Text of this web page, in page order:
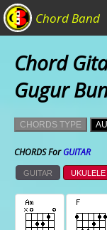
Chord Band
Chord
Gugur
CHORDS TYPE
CHORDS ForGUITAR
GUITAR UKULELE